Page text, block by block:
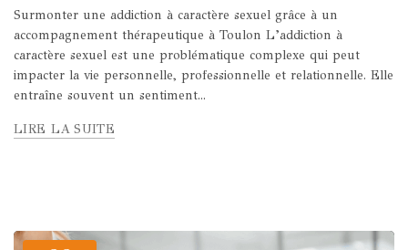
Surmonter une addiction à caractère sexuel grâce à un
accompagnement thérapeutique à Toulon L’addiction à
caractère sexuel est une problématique complexe qui peut
impacter la vie personnelle, professionnelle et relationnelle. Elle
entraîne souvent un sentiment...
LIRE LA SUITE